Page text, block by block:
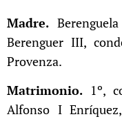
Madre.
Berenguer III,
Provenza.
Matrimonio. 1º,
Alfonso I